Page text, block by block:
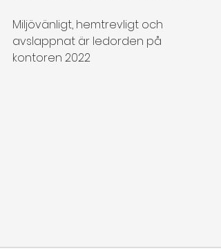
Miljövänligt, hemtrevligt och
avslappnat är ledorden på
kontoren 2022